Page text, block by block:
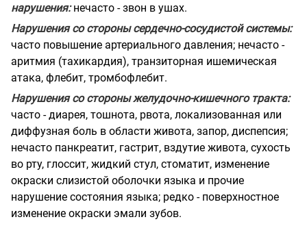
нарушения: нечасто - звон в ушах.
Нарушения со стороны сердечно-сосудистой системы:
часто повышение артериального давления; нечасто -
аритмия (тахикардия), транзиторная ишемическая
атака, флебит, тромбофлебит.
Нарушения со стороны желудочно-кишечного тракта:
часто - диарея, тошнота, рвота, локализованная или
диффузная боль в области живота, запор, диспепсия;
нечасто панкреатит, гастрит, вздутие живота, сухость
во рту, глоссит, жидкий стул, стоматит, изменение
окраски слизистой оболочки языка и прочие
нарушение состояния языка; редко - поверхностное
изменение окраски эмали зубов.